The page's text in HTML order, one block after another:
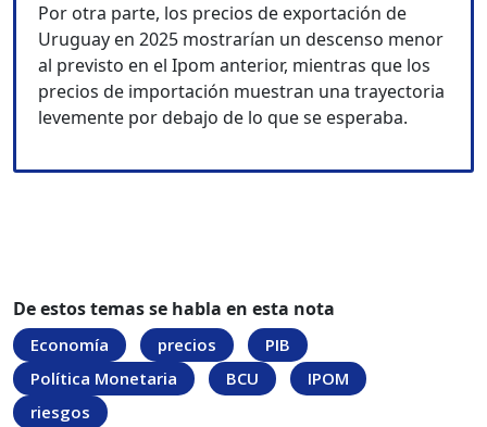
Por otra parte, los precios de exportación de
Uruguay en 2025 mostrarían un descenso menor
al previsto en el Ipom anterior, mientras que los
precios de importación muestran una trayectoria
levemente por debajo de lo que se esperaba.
De estos temas se habla en esta nota
Economía precios
PIB
Política Monetaria
BCU
IPOM
riesgos